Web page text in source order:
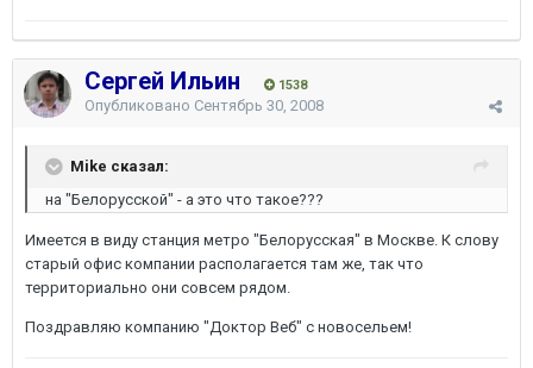
Сергей Ильин 1538
Опубликовано Сентябрь 30, 2008
Mike сказал:
на "Белорусской" - а это что такое???
Имеется в виду станция метро "Белорусская" в Москве. К слову
старый офис компании располагается там же, так что
территориально они совсем рядом.
Поздравляю компанию "Доктор Веб" с новосельем!